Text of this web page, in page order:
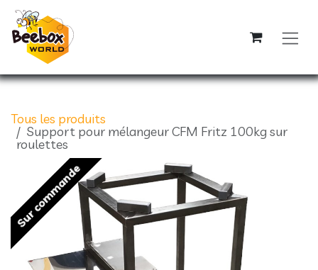
Se rendre au contenu
Tous les produits
Support pour mélangeur CFM Fritz 100kg sur
roulettes
Sur commande